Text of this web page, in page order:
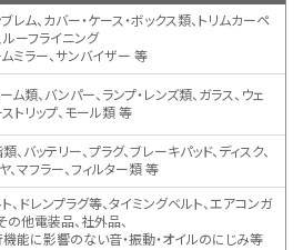
レム、カバー・ケース・ボックス類、トリムカーペ
ルーフライニング
ミラー、サンバイザー 等
ム類、バンパー、ランプ・レンズ類、ガラス、ウェ
トリップ、モール類 等
、バッテリー、プラグ、ブレーキパッド、ディスク、
、マフラー、フィルター類 等
、ドレンプラグ等、タイミングベルト、エアコンガ
の他電装品、社外品、
能に影響のない音・振動・オイルのにじみ等